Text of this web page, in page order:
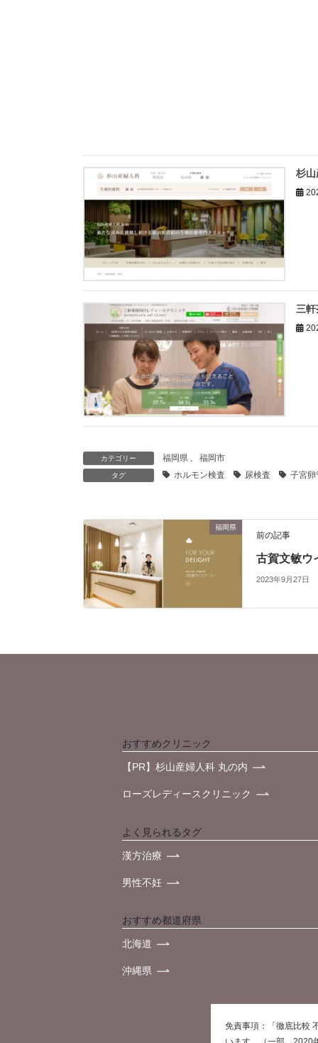
杉山
三
カテゴリー 福岡県 、 福岡市
タグ ホルモン検査 尿検査 子宮卵
福岡県
前の記事
古賀文敏ウ
2023年9月27日
おすすめクリニック
【PR】杉山産婦人科 丸の内
ローズレディースクリニック
よく見られるタグ
漢方治療
男性不妊
おすすめ都道府県
北海道
沖縄県
免責事項：「徹底比較